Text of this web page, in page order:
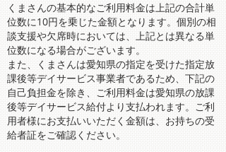
くまさんの基本的なご利用料金は上記の合計単
位数に10円を乗じた金額となります。個別の相
談支援や欠席時においては、上記とは異なる単
位数になる場合がございます。
また、くまさんは愛知県の指定を受けた指定放
課後等デイサービス事業者であるため、下記の
自己負担金を除き、ご利用料金は愛知県の放課
後等デイサービス給付より支払われます。ご利
用者様にお支払いいただく金額は、お持ちの受
給者証をご確認ください。